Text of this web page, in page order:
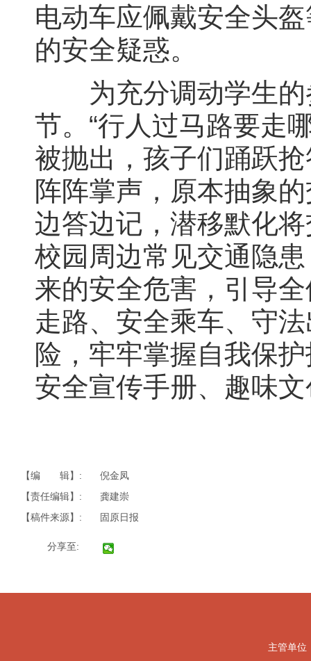
电动车应佩戴安全头
的安全疑惑。
为充分调动学生的
节。“行人过马路要走
被抛出，孩子们踊跃
阵阵掌声，原本抽象
边答边记，潜移默化
校园周边常见交通隐
来的安全危害，引导
走路、安全乘车、守
险，牢牢掌握自我保
安全宣传手册、趣味
【编 辑】:
倪金凤
【责任编辑】:
龚建崇
【稿件来源】:
固原日报
分享至:
主管单位